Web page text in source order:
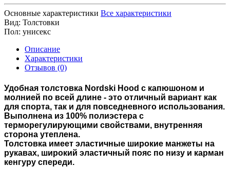
Основные характеристики Все характеристики
Вид: Толстовки
Пол: унисекс
Описание
Характеристики
Отзывов (0)
Удобная толстовка Nordski Hood с капюшоном и
молнией по всей длине - это отличный вариант как
для спорта, так и для повседневного использования.
Выполнена из 100% полиэстера с
терморегулирующими свойствами, внутренняя
сторона утеплена.
Толстовка имеет эластичные широкие манжеты на
рукавах, широкий эластичный пояс по низу и карман
кенгуру спереди.